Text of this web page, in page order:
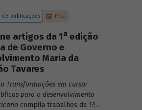
de publicações Post
artigos da 1a edição
de Governo e
Maria da
Tavares
Transformações em curso:
para o desenvolvimento
compila trabalhos da 1ª